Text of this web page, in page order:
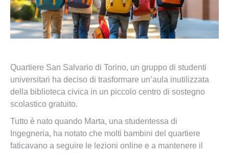
Quartiere San Salvario di Torino, un gruppo di studenti
universitari ha deciso di trasformare un’aula inutilizzata
della biblioteca civica in un piccolo centro di sostegno
scolastico gratuito.
Tutto è nato quando Marta, una studentessa di
Ingegneria, ha notato che molti bambini del quartiere
faticavano a seguire le lezioni online e a mantenere il